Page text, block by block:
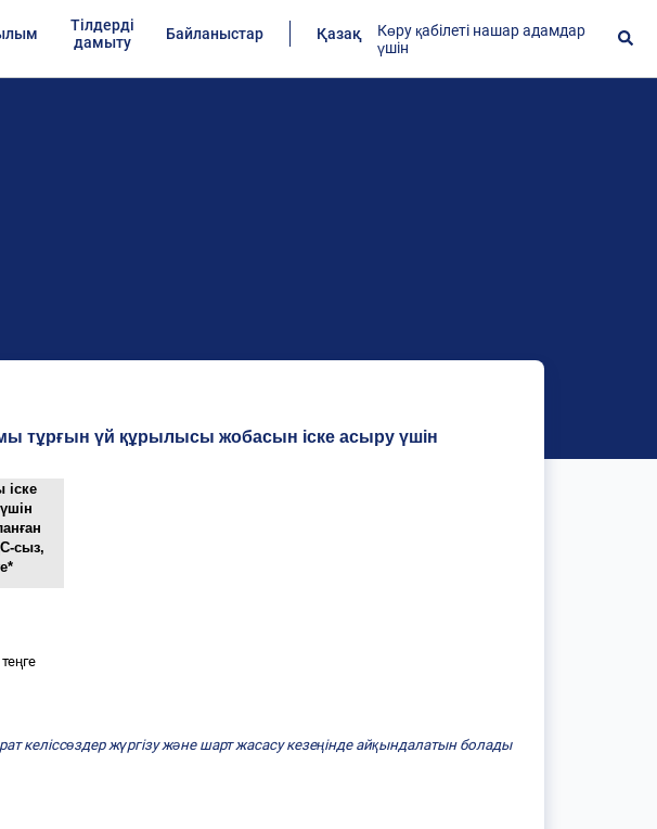
Тілдерді
дамыту
Байланыстар Қазақ
Көру қабілеті нашар адамдар
үшін
тұрғын үй құрылысы жобасын іске асыру үшін
сыз,
жүргізу және шарт жасасу кезеңінде айқындалатын болады